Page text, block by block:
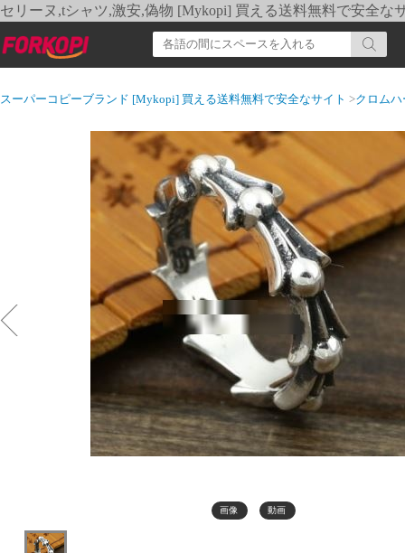
セリーヌ,tシャツ,激安,偽物 [Mykopi] 買える送料無料で安全な
スーパーコピーブランド [Mykopi] 買える送料無料で安全なサイト >クロム
画像 動画